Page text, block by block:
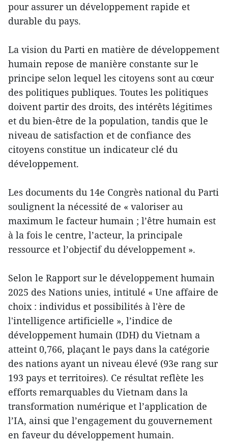
pour assurer un développement rapide et
durable du pays.
La vision du Parti en matière de développement
humain repose de manière constante sur le
principe selon lequel les citoyens sont au cœur
des politiques publiques. Toutes les politiques
doivent partir des droits, des intérêts légitimes
et du bien-être de la population, tandis que le
niveau de satisfaction et de confiance des
citoyens constitue un indicateur clé du
développement.
Les documents du 14e Congrès national du Parti
soulignent la nécessité de « valoriser au
maximum le facteur humain ; l’être humain est
à la fois le centre, l’acteur, la principale
ressource et l’objectif du développement ».
Selon le Rapport sur le développement humain
2025 des Nations unies, intitulé « Une affaire de
choix : individus et possibilités à l'ère de
l'intelligence artificielle », l’indice de
développement humain (IDH) du Vietnam a
atteint 0,766, plaçant le pays dans la catégorie
des nations ayant un niveau élevé (93e rang sur
193 pays et territoires). Ce résultat reflète les
efforts remarquables du Vietnam dans la
transformation numérique et l’application de
l’IA, ainsi que l’engagement du gouvernement
en faveur du développement humain.